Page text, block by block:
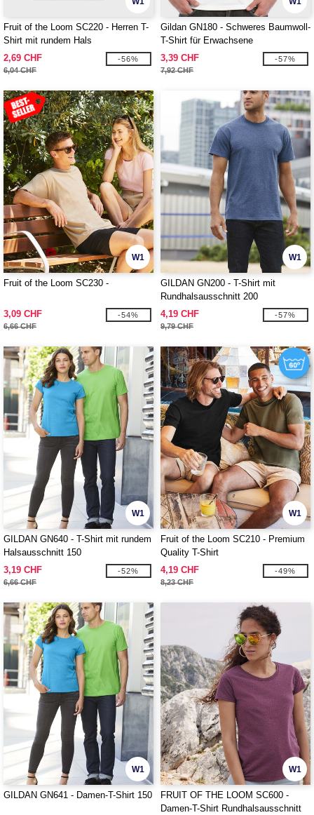
Fruit of the Loom SC220 - Herren T-
Shirt mit rundem Hals
2,69 CHF
6,04 CHF
-56%
Gildan GN180 - Schweres Baumwoll-
T-Shirt für Erwachsene
3,39 CHF
7,92 CHF
-57%
W1
Fruit of the Loom SC230 -
3,09 CHF
6,66 CHF
-54%
W1
GILDAN GN200 - T-Shirt mit
Rundhalsausschnitt 200
4,19 CHF
9,79 CHF
-57%
W1
GILDAN GN640 - T-Shirt mit rundem
Halsausschnitt 150
3,19 CHF
6,66 CHF
-52%
W1
Fruit of the Loom SC210 - Premium
Quality T-Shirt
4,19 CHF
8,23 CHF
-49%
W1
GILDAN GN641 - Damen-T-Shirt 150
W1
FRUIT OF THE LOOM SC600 -
Damen-T-Shirt Rundhalsausschnitt